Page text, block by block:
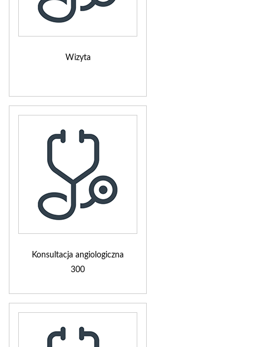
Wizyta
Konsultacja angiologiczna
300